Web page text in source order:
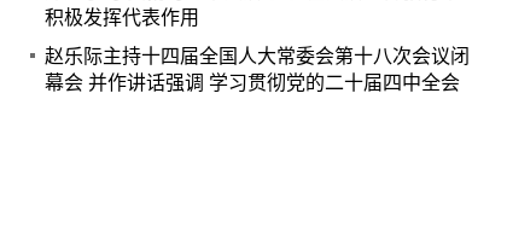
积极发挥代表作用
赵乐际主持十四届全国人大常委会第十八次会议闭
幕会 并作讲话强调 学习贯彻党的二十届四中全会